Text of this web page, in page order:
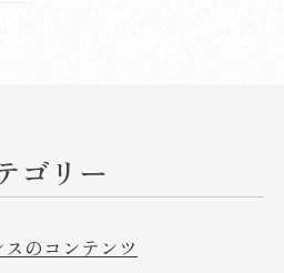
ゴリー
のコンテンツ